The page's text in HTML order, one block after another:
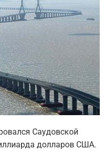
Саудовской
долларов США.